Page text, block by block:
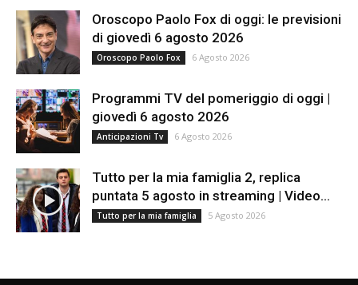
Oroscopo Paolo Fox di oggi: le previsioni
di giovedì 6 agosto 2026
Oroscopo Paolo Fox 6 Agosto 2026
Programmi TV del pomeriggio di oggi |
giovedì 6 agosto 2026
Anticipazioni Tv 6 Agosto 2026
Tutto per la mia famiglia 2, replica
puntata 5 agosto in streaming | Video...
Tutto per la mia famiglia 5 Agosto 2026